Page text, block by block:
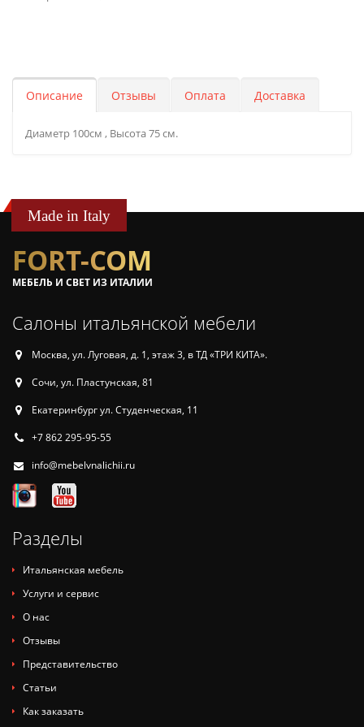
Описание Отзывы Оплата Доставка
Диаметр 100см , Высота 75 см.
Made in Italy
FORT-COM
МЕБЕЛЬ И СВЕТ ИЗ ИТАЛИИ
Салоны итальянской мебели
Москва, ул. Луговая, д. 1, этаж 3, в ТД «ТРИ КИТА».
Сочи, ул. Пластунская, 81
Екатеринбург ул. Студенческая, 11
+7 862 295-95-55
info@mebelvnalichii.ru
Разделы
Итальянская мебель
Услуги и сервис
О нас
Отзывы
Представительство
Статьи
Как заказать